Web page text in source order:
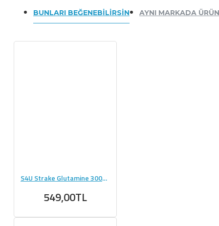
BUNLARI BEĞENEBILIRSIN AYNI MARKADA
S4U Strake Glutamine 300g Saf Mikronize Aromasız Glutamin
549,00TL